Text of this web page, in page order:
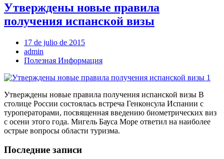
Утверждены новые правила
получения испанской визы
17 de julio de 2015
admin
Полезная Информация
Утверждены новые правила получения испанской визы В
столице России состоялась встреча Генконсула Испании с
туроператорами, посвященная введению биометрических виз
с осени этого года. Мигель Бауса Море ответил на наиболее
острые вопросы области туризма.
Последние записи